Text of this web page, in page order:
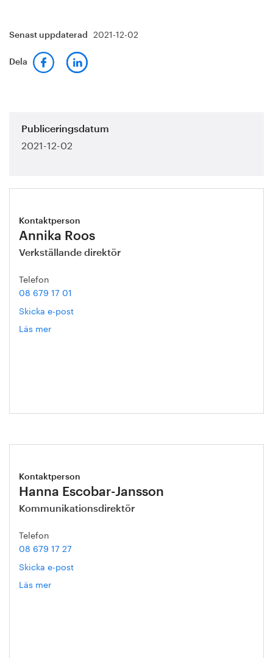
Senast uppdaterad 2021-12-02
Dela
Publiceringsdatum
2021-12-02
Kontaktperson
Annika Roos
Verkställande direktör
Telefon
08 679 17 01
Skicka e-post
Läs mer
Kontaktperson
Hanna Escobar-Jansson
Kommunikationsdirektör
Telefon
08 679 17 27
Skicka e-post
Läs mer